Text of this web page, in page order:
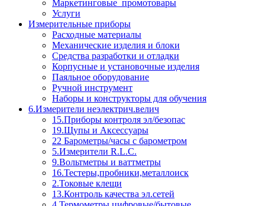
Маркетинговые_промотовары
Услуги
Измерительные приборы
Расходные материалы
Механические изделия и блоки
Средства разработки и отладки
Корпусные и установочные изделия
Паяльное оборудование
Ручной инструмент
Наборы и конструкторы для обучения
6.Измерители неэлектрич.велич
15.Приборы контроля эл/безопас
19.Щупы и Аксессуары
22 Барометры/часы с барометром
5.Измерители R.L.C.
9.Вольтметры и ваттметры
16.Тестеры,пробники,металлоиск
2.Токовые клещи
13.Контроль качества эл.сетей